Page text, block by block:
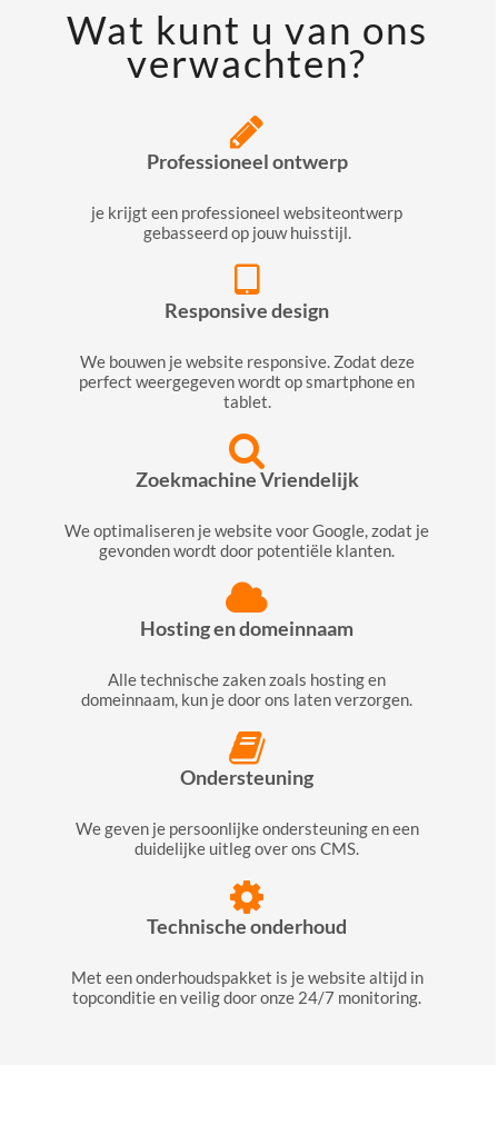
Wat kunt u van ons
verwachten?
Professioneel ontwerp
je krijgt een professioneel websiteontwerp
gebasseerd op jouw huisstijl.
Responsive design
We bouwen je website responsive. Zodat deze
perfect weergegeven wordt op smartphone en
tablet.
Zoekmachine Vriendelijk
We optimaliseren je website voor Google, zodat je
gevonden wordt door potentiële klanten.
Hosting en domeinnaam
Alle technische zaken zoals hosting en
domeinnaam, kun je door ons laten verzorgen.
Ondersteuning
We geven je persoonlijke ondersteuning en een
duidelijke uitleg over ons CMS.
Technische onderhoud
Met een onderhoudspakket is je website altijd in
topconditie en veilig door onze 24/7 monitoring.